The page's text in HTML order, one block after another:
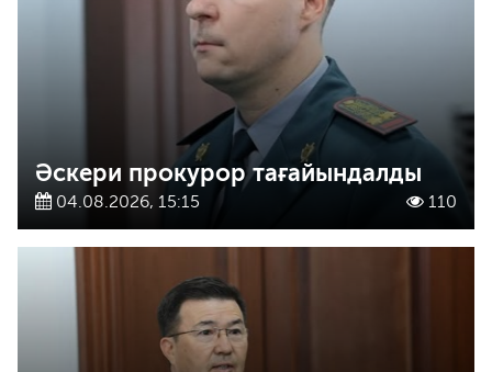
Әскери прокурор тағайындалды
04.08.2026, 15:15 110